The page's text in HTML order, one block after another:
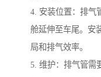
4. 安装位置：排气
舱延伸至车尾。安
局和排气效率。
5. 维护：排气管需